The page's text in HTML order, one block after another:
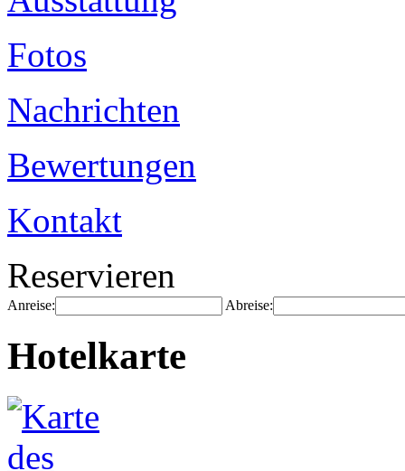
Fotos
Nachrichten
Bewertungen
Kontakt
Reservieren
Anreise: Abreise:
Hotelkarte